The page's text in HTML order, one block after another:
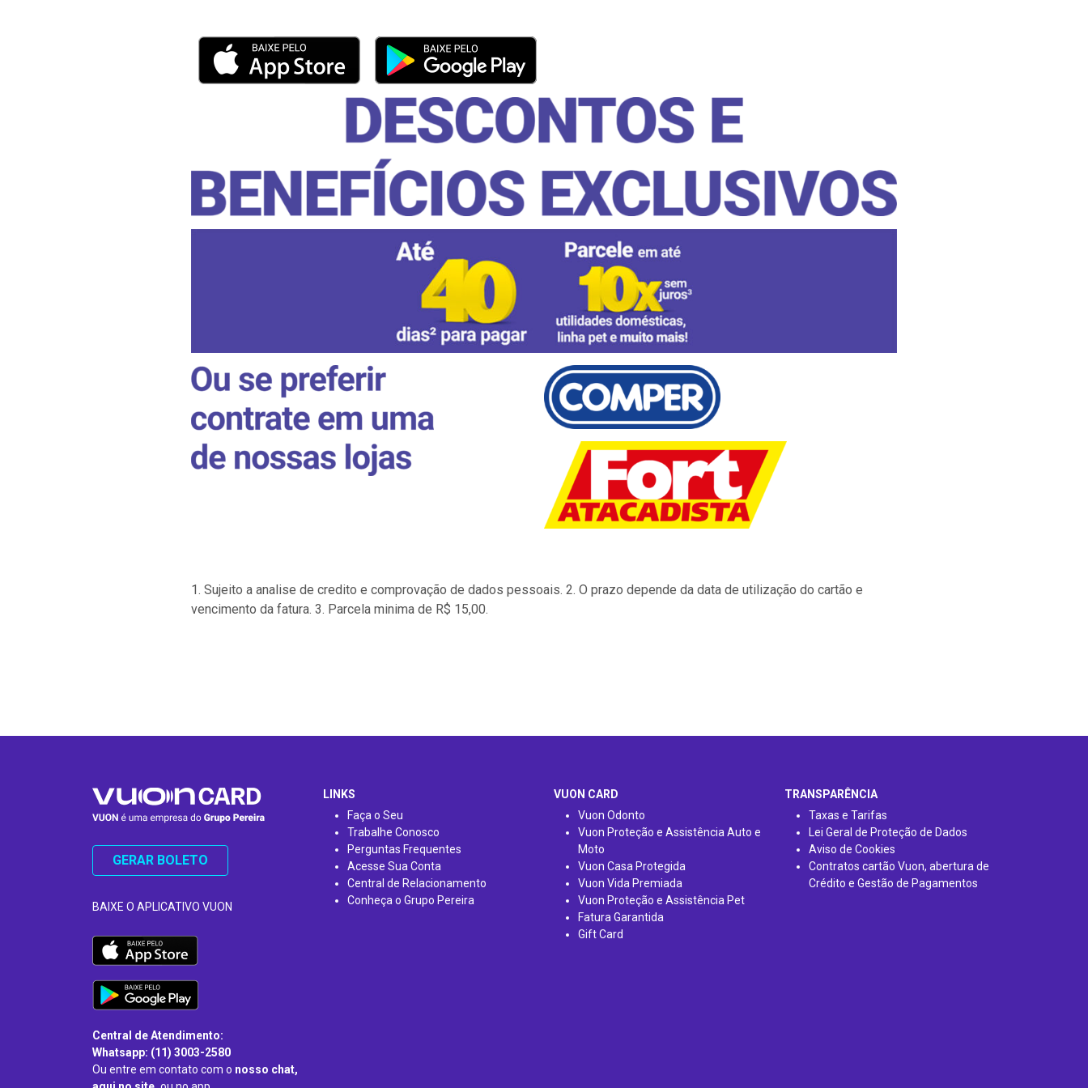
1. Sujeito a analise de credito e comprovação de dados pessoais. 2. O prazo depende da data de utilização do cartão e
vencimento da fatura. 3. Parcela minima de R$ 15,00.
GERAR BOLETO
BAIXE O APLICATIVO VUON
Central de Atendimento:
Whatsapp: (11) 3003-2580
Ou entre em contato com o nosso chat,
LINKS
Faça o Seu
Trabalhe Conosco
Perguntas Frequentes
Acesse Sua Conta
Central de Relacionamento
Conheça o Grupo Pereira
VUON CARD
Vuon Odonto
Vuon Proteção e Assistência Auto e
Moto
Vuon Casa Protegida
Vuon Vida Premiada
Vuon Proteção e Assistência Pet
Fatura Garantida
Gift Card
TRANSPARÊNCIA
Taxas e Tarifas
Lei Geral de Proteção de Dados
Aviso de Cookies
Contratos cartão Vuon, abertura de
Crédito e Gestão de Pagamentos